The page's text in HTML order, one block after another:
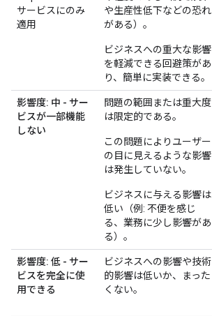
サービスにのみ
適用
や生産性低下などの恐れ
がある）。
ビジネスへの重大な影響
を軽減できる回避策があ
り、簡単に実装できる。
影響度: 中 - サー
ビスが一部機能
しない
問題の範囲または重大度
は限定的である。
この問題によりユーザー
の目に見えるような影響
は発生していない。
ビジネスに与える影響は
低い（例: 不便を感じ
る、業務に少し影響があ
る）。
影響度: 低 - サー
ビスを完全に使
用できる
ビジネスへの影響や技術
的影響は低いか、まった
くない。